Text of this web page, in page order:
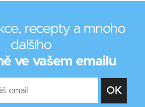
recepty a mnoho
dalšího
ve vašem emailu